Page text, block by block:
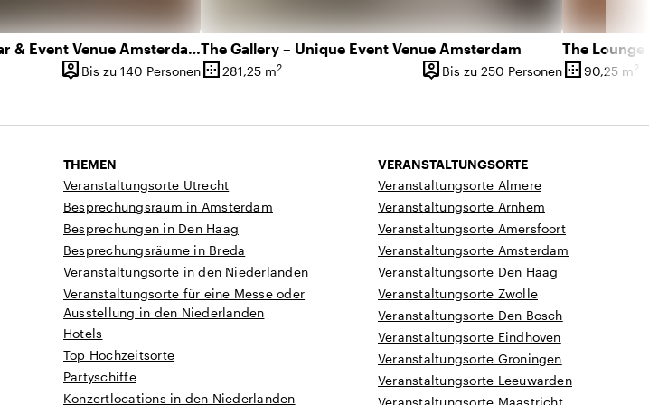
ARCA Bar – Cocktail Bar & Event Venue Amsterdam
person_pin
Kapazität
Bis zu 140 Personen
The Gallery – Unique Event Venue Amsterdam
border_outer
Oberfläche
281,25 m2 person_pin
Kapazität
Bis zu 250 Personen
The
border_outer
Oberfläche
90,25 m2
THEMEN
Veranstaltungsorte Utrecht
Besprechungsraum in Amsterdam
Besprechungen in Den Haag
Besprechungsräume in Breda
Veranstaltungsorte in den Niederlanden
Veranstaltungsorte für eine Messe oder
Ausstellung in den Niederlanden
Hotels
Top Hochzeitsorte
Partyschiffe
Konzertlocations in den Niederlanden
VERANSTALTUNGSORTE
Veranstaltungsorte Almere
Veranstaltungsorte Arnhem
Veranstaltungsorte Amersfoort
Veranstaltungsorte Amsterdam
Veranstaltungsorte Den Haag
Veranstaltungsorte Zwolle
Veranstaltungsorte Den Bosch
Veranstaltungsorte Eindhoven
Veranstaltungsorte Groningen
Veranstaltungsorte Leeuwarden